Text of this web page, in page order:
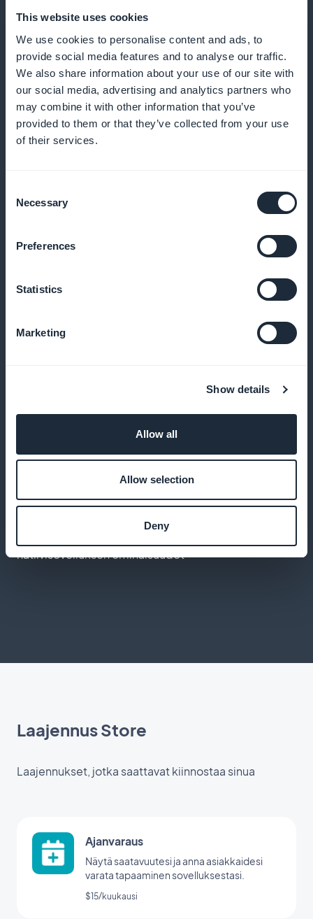
This website uses cookies
We use cookies to personalise content and ads, to
provide social media features and to analyse our traffic.
We also share information about your use of our site with
our social media, advertising and analytics partners who
may combine it with other information that you’ve
provided to them or that they’ve collected from your use
of their services.
Selection
Necessary
Preferences
Statistics
Marketing
Show details
Allow all
Allow selection
Deny
ilmoitukset
Lähetä muistutuksia ja ilmoituksia, jotta vähennät
tulematta jättämisiä ja kannustat säännöllisiin
varauksiin
ja palkkioilla
Käytä tilastoja palveluidemme optimointiin ja
asiakkaidemme tarpeiden ymmärtämiseen
Erinomainen käyttökokemus
Tarjoa suorituskykyinen sovellus, jossa on kaikki
natiivisovelluksen ominaisuudet
Laajennus Store
Laajennukset, jotka saattavat kiinnostaa sinua
Ajanvaraus
Näytä saatavuutesi ja anna asiakkaidesi
varata tapaaminen sovelluksestasi.
$15/kuukausi